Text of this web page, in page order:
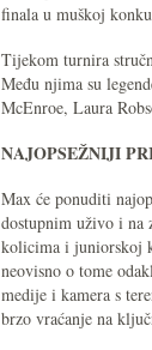
finala u muškoj
Tijekom turnira
Među njima su
McEnroe, Laura
NAJOPSEŽNIJI
Max će ponuditi
dostupnim uživo i na
kolicima i juniorskoj
neovisno o tome
medije i kamera s
brzo vraćanje na